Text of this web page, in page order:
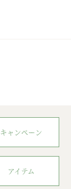
キャンペーン
アイテム